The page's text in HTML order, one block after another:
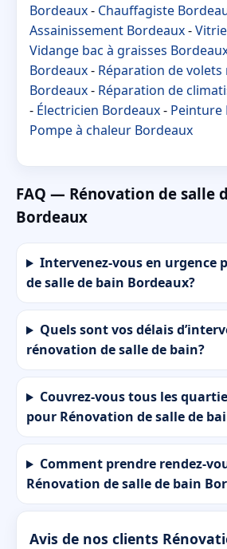
Bordeaux- Chauffagiste
Assainissement Bordeaux-
Vidange bac à graisses
Bordeaux- Réparation de
Bordeaux- Réparation de
- Électricien Bordeaux- Peinture
Pompe à chaleur Bordeaux
FAQ — Rénovation de salle
Bordeaux
Intervenez-vous en urgence
de salle de bain Bordeaux?
Quels sont vos délais
rénovation de salle de bain?
Couvrez-vous tous les
pour Rénovation de salle de
Comment prendre rendez-
Rénovation de salle de bain
Avis de nos clients